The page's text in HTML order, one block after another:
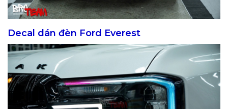
Decal dán đèn Ford Everest